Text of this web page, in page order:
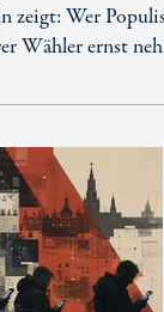
zeigt: Wer
Wähler ernst